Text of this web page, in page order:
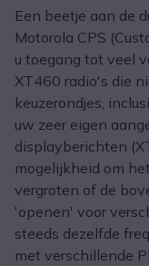
Een beetje aan de
Motorola CPS
u toegang tot veel
XT460 radio's die
keuzerondjes,
uw zeer eigen
displayberichten
mogelijkheid om
vergroten of de
'openen' voor
steeds dezelfde
met verschillende